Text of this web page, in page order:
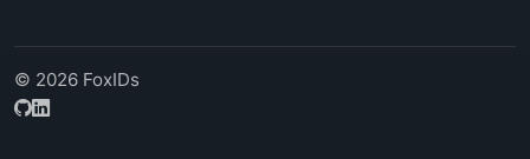
© 2026 FoxIDs
GitHub
LinkedIn